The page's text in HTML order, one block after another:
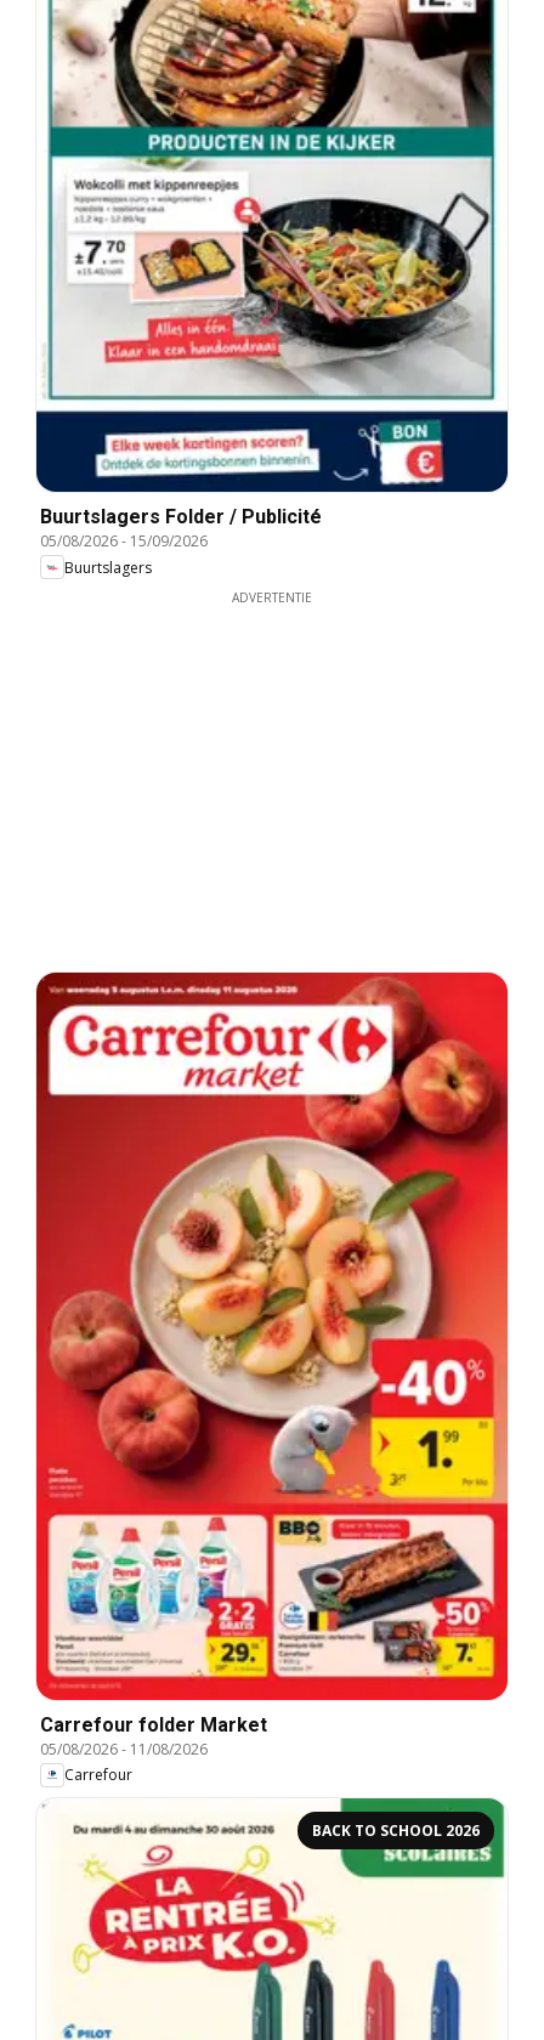
Buurtslagers Folder / Publicité
05/08/2026- 15/09/2026
Buurtslagers
ADVERTENTIE
Carrefour folder Market
05/08/2026- 11/08/2026
Carrefour
BACK TO SCHOOL 2026